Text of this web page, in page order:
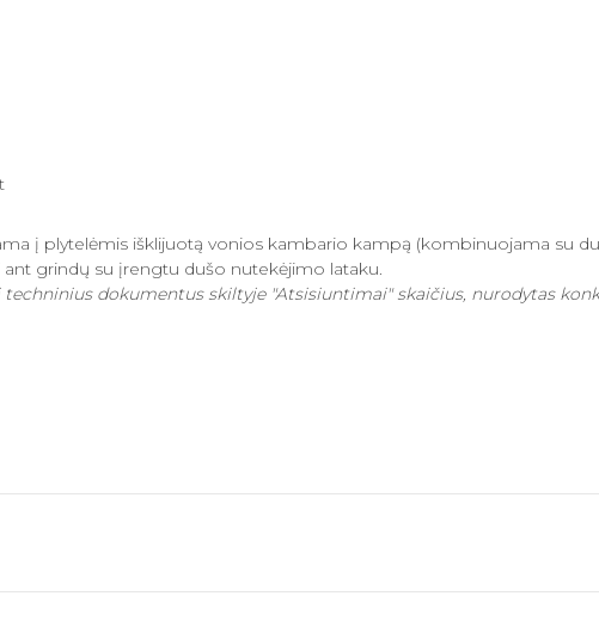
į plytelėmis išklijuotą vonios kambario kampą (kombinuojama su
grindų su įrengtu dušo nutekėjimo lataku.
dokumentus skiltyje "Atsisiuntimai" skaičius, nurodytas